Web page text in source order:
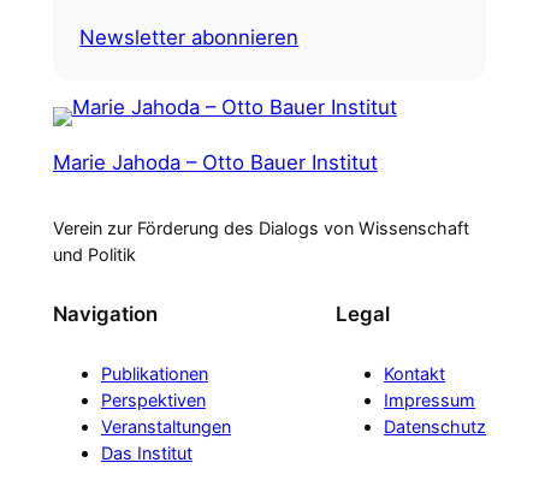
Newsletter abonnieren
Marie Jahoda – Otto Bauer Institut
Verein zur Förderung des Dialogs von Wissenschaft
und Politik
Navigation
Publikationen
Perspektiven
Veranstaltungen
Das Institut
Legal
Kontakt
Impressum
Datenschutz